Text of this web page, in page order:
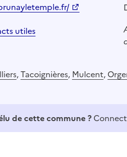
utiles
,Tacoignières, Mulcent,
de cette commune ?